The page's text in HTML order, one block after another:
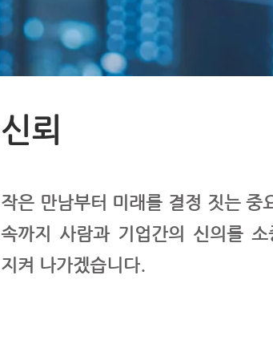
신뢰
작은 만남부터 미래를 결정 짓는 중
속까지 사람과 기업간의
신의를
지켜 나가겠습니다.